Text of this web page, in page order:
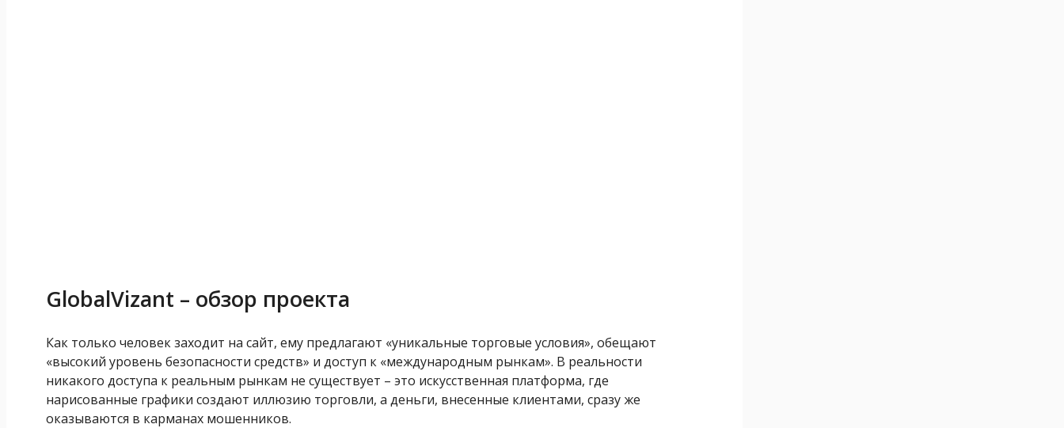
GlobalVizant – обзор проекта
Как только человек заходит на сайт, ему предлагают «уникальные торговые условия», обещают
«высокий уровень безопасности средств» и доступ к «международным рынкам». В реальности
никакого доступа к реальным рынкам не существует – это искусственная платформа, где
нарисованные графики создают иллюзию торговли, а деньги, внесенные клиентами, сразу же
оказываются в карманах мошенников.